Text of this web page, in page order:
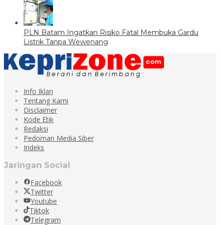
PLN Batam Ingatkan Risiko Fatal Membuka Gardu
Listrik Tanpa Wewenang
Info Iklan
Tentang Kami
Disclaimer
Kode Etik
Redaksi
Pedoman Media Siber
Indeks
Jaringan Social
Facebook
Twitter
Youtube
Tiktok
Telegram